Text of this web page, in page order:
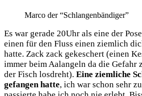
Mar­co der “Schlan­gen­bän­di­ger”
Es war gera­de 20Uhr als eine der
einen für den Fluss einen ziem­lich
hat­te. Zack zack geke­schert (einen
immer beim Aal­an­geln da die Gefahr
der Fisch los­dreht). Eine ziem­li­che
gefan­gen hat­te, ich war schon sehr